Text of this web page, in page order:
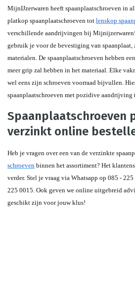
MijnIJzerwaren heeft spaanplaatschroeven in
platkop spaanplaatschroeven tot lenskop
verschillende aandrijvingen bij
gebruik je voor de bevestiging van spaanplaat,
materialen. De spaanplaatschroeven hebben
meer grip zal hebben in het materiaal. Elke
wel eens zijn schroeven voorraad bijvullen.
spaanplaatschroeven met pozidive aandrijving
Spaanplaatschroeven
verzinkt online
schroeven binnen het assortiment? Het
verder. Stel je vraag via Whatsapp op 085 -
225 0015. Ook geven we online uitgebreid
geschikt zijn voor jouw klus!